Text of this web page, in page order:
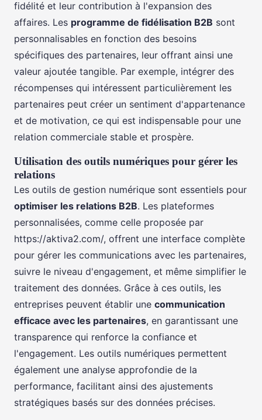
fidélité et leur contribution à l'expansion des
affaires. Les programme de fidélisation B2B sont
personnalisables en fonction des besoins
spécifiques des partenaires, leur offrant ainsi une
valeur ajoutée tangible. Par exemple, intégrer des
récompenses qui intéressent particulièrement les
partenaires peut créer un sentiment d'appartenance
et de motivation, ce qui est indispensable pour une
relation commerciale stable et prospère.
Utilisation des outils numériques pour gérer les
relations
Les outils de gestion numérique sont essentiels pour
optimiser les relations B2B. Les plateformes
personnalisées, comme celle proposée par
https://aktiva2.com/, offrent une interface complète
pour gérer les communications avec les partenaires,
suivre le niveau d'engagement, et même simplifier le
traitement des données. Grâce à ces outils, les
entreprises peuvent établir une communication
efficace avec les partenaires, en garantissant une
transparence qui renforce la confiance et
l'engagement. Les outils numériques permettent
également une analyse approfondie de la
performance, facilitant ainsi des ajustements
stratégiques basés sur des données précises.